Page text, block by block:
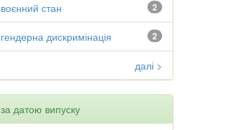
2
воєнний стан
2
гендерна дискримінація
далі >
за датою випуску